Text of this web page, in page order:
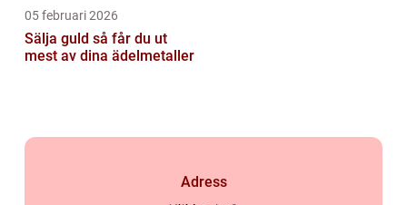
05 februari 2026
Sälja guld så får du ut
mest av dina ädelmetaller
Adress